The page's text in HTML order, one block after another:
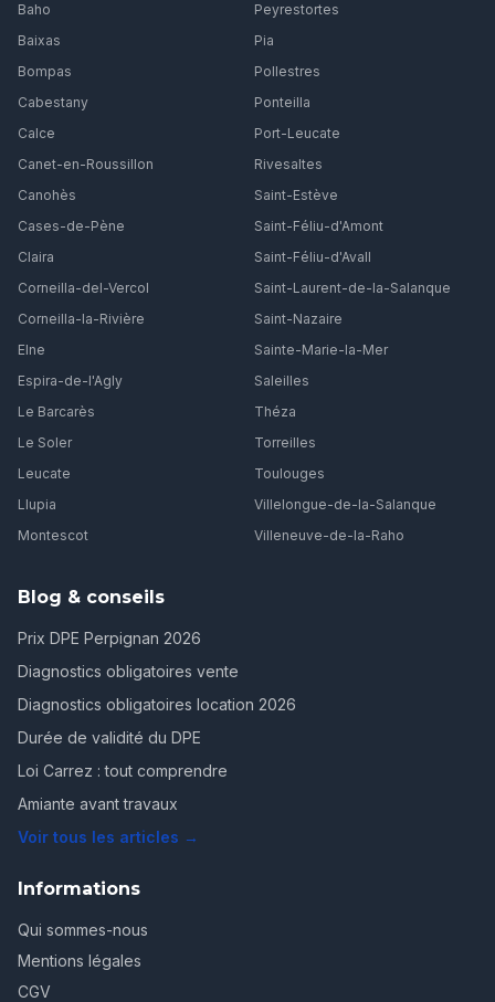
Baho
Baixas
Bompas
Cabestany
Calce
Canet-en-Roussillon
Canohès
Cases-de-Pène
Claira
Corneilla-del-Vercol
Corneilla-la-Rivière
Elne
Espira-de-l'Agly
Le Barcarès
Le Soler
Leucate
Llupia
Montescot
Peyrestortes
Pia
Pollestres
Ponteilla
Port-Leucate
Rivesaltes
Saint-Estève
Saint-Féliu-d'Amont
Saint-Féliu-d'Avall
Saint-Laurent-de-la-Salanque
Saint-Nazaire
Sainte-Marie-la-Mer
Saleilles
Théza
Torreilles
Toulouges
Villelongue-de-la-Salanque
Villeneuve-de-la-Raho
Blog & conseils
Prix DPE Perpignan 2026
Diagnostics obligatoires vente
Diagnostics obligatoires location 2026
Durée de validité du DPE
Loi Carrez : tout comprendre
Amiante avant travaux
Voir tous les articles →
Informations
Qui sommes-nous
Mentions légales
CGV